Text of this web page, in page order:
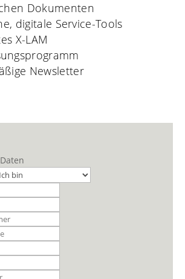
Dokumenten
digitale Service-Tools
X-LAM
Newsletter